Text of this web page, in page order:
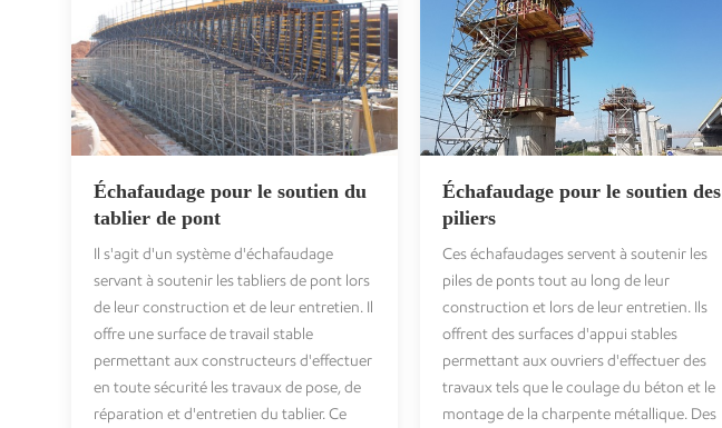
Échafaudage pour le soutien du
tablier de pont
Il s'agit d'un système d'échafaudage
servant à soutenir les tabliers de pont lors
de leur construction et de leur entretien. Il
offre une surface de travail stable
permettant aux constructeurs d'effectuer
en toute sécurité les travaux de pose, de
réparation et d'entretien du tablier. Ce
Échafaudage pour le soutien des
piliers
Ces échafaudages servent à soutenir les
piles de ponts tout au long de leur
construction et lors de leur entretien. Ils
offrent des surfaces d'appui stables
permettant aux ouvriers d'effectuer des
travaux tels que le coulage du béton et le
montage de la charpente métallique. Des